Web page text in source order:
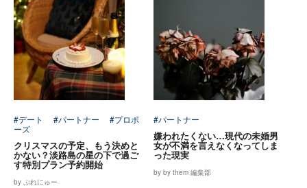
#デート #パートナー
#プロポ
ーズ
クリスマスの予定、もう決めと
かない？淡路島の星の下で過ご
す特別プラン予約開始
by ぷれにゅー
#パートナー
嫌われたくない…現代の未婚男
女が不満を言えなくなってしま
った現実
by by them 編集部